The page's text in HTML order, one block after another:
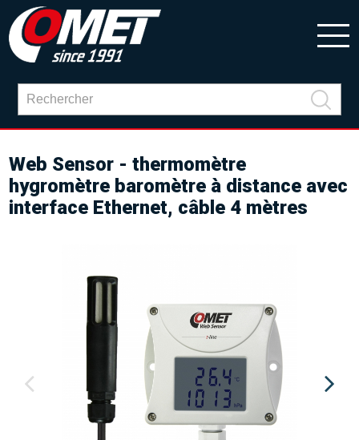
Web Sensor - thermomètre
hygromètre baromètre à distance avec
interface Ethernet, câble 4 mètres